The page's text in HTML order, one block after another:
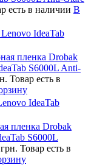
есть в наличии В
IdeaTab
пленка Drobak
S6000L Anti-
Товар есть в
IdeaTab
пленка Drobak
S6000L
Товар есть в